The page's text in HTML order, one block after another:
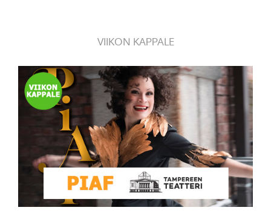
VIIKON KAPPALE